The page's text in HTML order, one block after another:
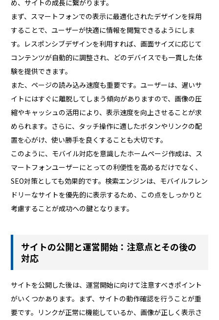
め、サイトの成長に繋がります。
まず、スマートフォンでの表示に最適化されたデザインを採用
することで、ユーザーが快適に情報を閲覧できるようにしま
す。レスポンシブデザインを利用すれば、画面サイズに応じて
コンテンツが自動的に調整され、どのデバイスでも一貫した体
験を提供できます。
また、ページの読み込み速度も重要です。ユーザーは、遅いサ
イトにはすぐに離脱してしまう傾向がありますので、画像の圧
縮やキャッシュの活用により、表示速度を向上させることが求
められます。さらに、タッチ操作に適したボタンやリンクの配
置を心がけ、使い勝手を良くすることも大切です。
このように、モバイル対応を意識したホームページ作成は、ス
マートフォンユーザーにとっての利便性を高めるだけでなく、
SEO対策としても効果的です。検索エンジンは、モバイルフレン
ドリーなサイトを優先的に表示するため、この点をしっかりと
考慮することが成功への鍵となります。
サイトの公開と運営開始：注意点とその後の
対応
サイトを公開した後は、運営開始に向けて注意すべきポイント
がいくつかあります。まず、サイトの動作確認を行うことが重
要です。リンクが正常に機能しているか、画像が正しく表示さ